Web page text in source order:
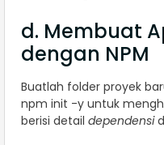
d. Membuat
dengan NPM
Buatlah folder proyek
npm init -y untuk
berisi detail dependensi